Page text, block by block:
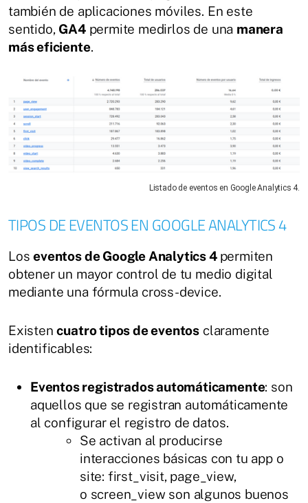
también de aplicaciones móviles. En este
sentido, GA4permite medirlos de una manera
más eficiente.
Listado de eventos en Google Analytics 4.
TIPOS DE EVENTOS EN GOOGLE ANALYTICS 4
Loseventos de Google Analytics 4 permiten
obtener un mayor control de tu medio digital
mediante una fórmula cross-device.
Existencuatro tipos de eventos claramente
identificables:
Eventos registrados automáticamente: son
aquellos que se registran automáticamente
al configurar el registro de datos.
Se activan al producirse
interacciones básicas con tu app o
site: first_visit, page_view,
o screen_view son algunos buenos